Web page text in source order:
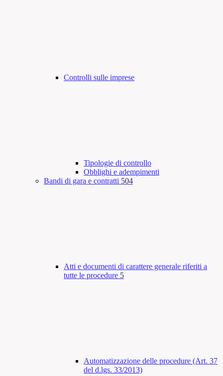
Controlli sulle imprese
Tipologie di controllo
Obblighi e adempimenti
Bandi di gara e contratti 504
Atti e documenti di carattere generale riferiti a
tutte le procedure 5
Automatizzazione delle procedure (Art. 37
del d.lgs. 33/2013)